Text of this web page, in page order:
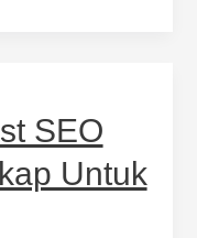
SEO
Untuk